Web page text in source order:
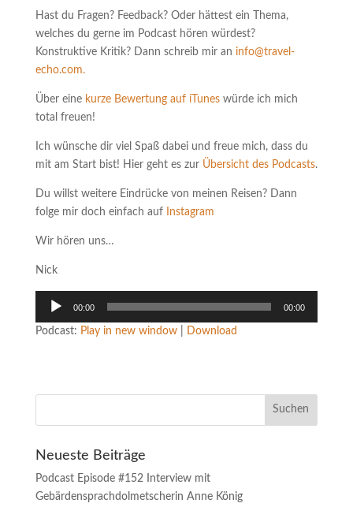
Hast du Fragen? Feedback? Oder hättest ein Thema,
welches du gerne im Podcast hören würdest?
Konstruktive Kritik? Dann schreib mir an info@travel-
echo.com.
Über eine kurze Bewertung auf iTuneswürde ich mich
total freuen!
Ich wünsche dir viel Spaß dabei und freue mich, dass du
mit am Start bist! Hier geht es zur Übersicht des Podcasts.
Du willst weitere Eindrücke von meinen Reisen? Dann
folge mir doch einfach aufInstagram
Wir hören uns…
Nick
Audio-
00:00 00:00
Podcast: Play in new window| Download
Neueste Beiträge
Podcast Episode #152 Interview mit
Gebärdensprachdolmetscherin Anne König